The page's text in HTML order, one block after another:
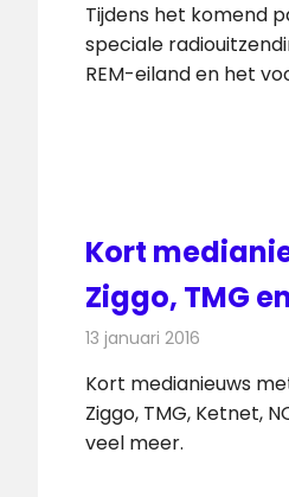
Tijdens het komend
speciale
REM-eiland en het
Kort
Ziggo, TMG
13 januari 2016
Kort medianieuws
Ziggo, TMG, Ketnet,
veel meer.